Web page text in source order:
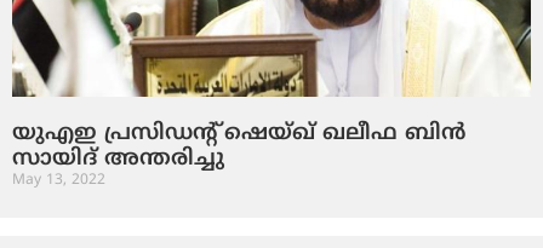
യുഎഇ പ്രസിഡന്റ് ഷെയ്ഖ് ഖലീഫ ബിന്‍
സായിദ് അന്തരിച്ചു
May 13, 2022